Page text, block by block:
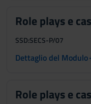
Role plays e
SSD:SECS-P/07
Dettaglio del Modulo
Role plays e